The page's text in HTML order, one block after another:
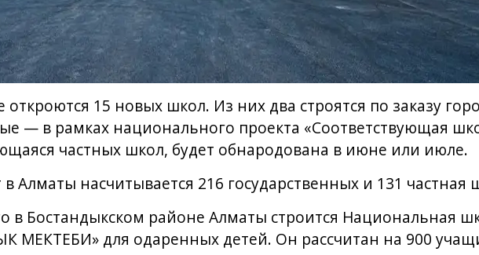
откроются 15 новых школ. Из них два строятся по заказу
— в рамках национального проекта «Соответствующая
частных школ, будет обнародована в июне или июле.
Алматы насчитывается 216 государственных и 131 частная
в Бостандыкском районе Алматы строится Национальная
МЕКТЕБИ» для одаренных детей. Он рассчитан на 900